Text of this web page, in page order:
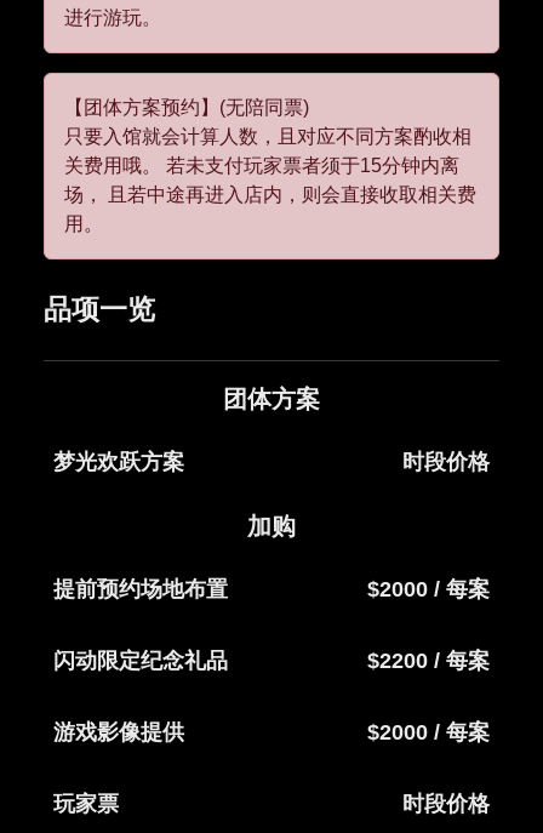
进行游玩。
【团体方案预约】(无陪同票)
只要入馆就会计算人数，且对应不同方案酌收相
关费用哦。 若未支付玩家票者须于15分钟内离
场， 且若中途再进入店内，则会直接收取相关费
用。
品项一览
团体方案
梦光欢跃方案 时段价格
加购
提前预约场地布置 $2000 / 每案
闪动限定纪念礼品 $2200 / 每案
游戏影像提供 $2000 / 每案
玩家票 时段价格